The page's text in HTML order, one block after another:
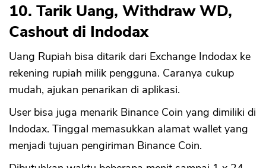
10. Tarik Uang, Withdraw WD,
Cashout di Indodax
Uang Rupiah bisa ditarik dari Exchange Indodax ke
rekening rupiah milik pengguna. Caranya cukup
mudah, ajukan penarikan di aplikasi.
User bisa juga menarik Binance Coin yang dimiliki di
Indodax. Tinggal memasukkan alamat wallet yang
menjadi tujuan pengiriman Binance Coin.